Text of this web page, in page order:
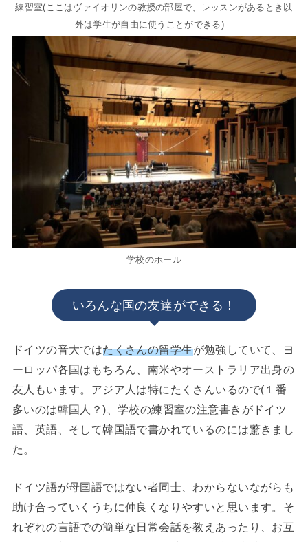
練習室(ここはヴァイオリンの教授の部屋で、レッスンがあるとき以
外は学生が自由に使うことができる)
学校のホール
いろんな国の友達ができる！
ドイツの音大ではたくさんの留学生が勉強していて、ヨ
ーロッパ各国はもちろん、南米やオーストラリア出身の
友人もいます。アジア人は特にたくさんいるので(１番
多いのは韓国人？)、学校の練習室の注意書きがドイツ
語、英語、そして韓国語で書かれているのには驚きまし
た。
ドイツ語が母国語ではない者同士、わからないながらも
助け合っていくうちに仲良くなりやすいと思います。そ
れぞれの言語での簡単な日常会話を教えあったり、お互